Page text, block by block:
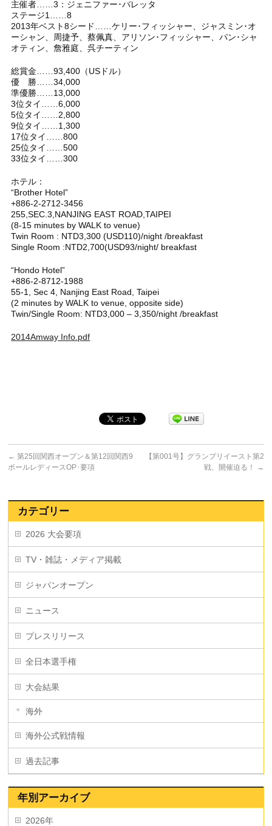
主催者……3：ジェニファー･バレッタ
ステージ1……8
2013年ベスト8シード……ケリー･フィッシャー、ジャスミン･オ
ーシャン、周捷予、蔡佩真、アリソン･フィッシャー、パン･シャ
オティン、詹雅庭、呉チーティン
総賞金……93,400（USドル）
優 勝……34,000
準優勝……13,000
3位タイ……6,000
5位タイ……2,800
9位タイ……1,300
17位タイ……800
25位タイ……500
33位タイ……300
ホテル：
“Brother Hotel”
+886-2-2712-3456
255,SEC.3,NANJING EAST ROAD,TAIPEI
(8-15 minutes by WALK to venue)
Twin Room : NTD3,300 (USD110)/night /breakfast
Single Room :NTD2,700(USD93/night/ breakfast
“Hondo Hotel”
+886-2-8712-1988
55-1, Sec 4, Nanjing East Road, Taipei
(2 minutes by WALK to venue, opposite side)
Twin/Single Room: NTD3,000 – 3,350/night /breakfast
2014Amway Info.pdf
← 第25回関西オープン＆第12回関西9
ボールレディースOP･要項
【第001号】グランプリイースト第2
戦、開催迫る！
→
カテゴリー
2026 大会要項
TV・雑誌・メディア掲載
ジャパンオープン
ニュース
プレスリリース
全日本選手権
大会結果
海外
海外公式戦情報
過去記事
年別アーカイブ
2026年